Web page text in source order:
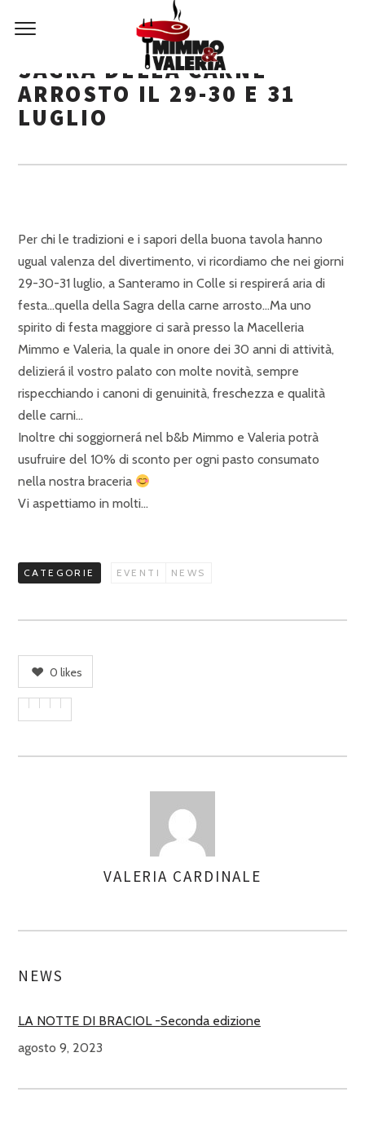
SAGRA DELLA CARNE
ARROSTO IL 29-30 E 31
LUGLIO
Per chi le tradizioni e i sapori della buona tavola hanno
ugual valenza del divertimento, vi ricordiamo che nei giorni
29-30-31 luglio, a Santeramo in Colle si respirerá aria di
festa…quella della Sagra della carne arrosto…Ma uno
spirito di festa maggiore ci sarà presso la Macelleria
Mimmo e Valeria, la quale in onore dei 30 anni di attività,
delizierá il vostro palato con molte novità, sempre
rispecchiando i canoni di genuinità, freschezza e qualità
delle carni…
Inoltre chi soggiornerá nel b&b Mimmo e Valeria potrà
usufruire del 10% di sconto per ogni pasto consumato
nella nostra braceria
Vi aspettiamo in molti…
CATEGORIE EVENTI NEWS
0 likes
VALERIA CARDINALE
NEWS
LA NOTTE DI BRACIOL -Seconda edizione
agosto 9, 2023